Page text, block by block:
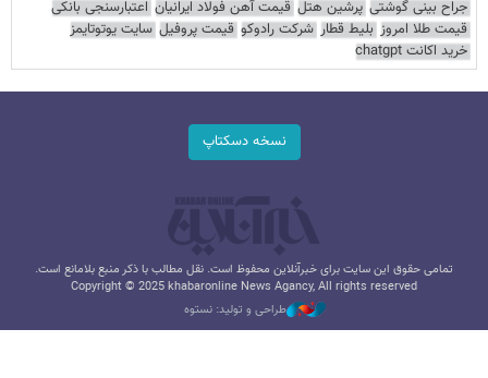
جراح بینی گوشتی پرشین هتل قیمت آهن فولاد ایرانیان اعتبارسنجی بانکی
قیمت طلا امروز بلیط قطار شرکت رادوکو قیمت پروفیل سایت یوتوتایمز
خرید اکانت chatgpt
نسخه دسکتاپ
تمامی حقوق این سایت برای خبرآنلاین محفوظ است. نقل مطالب با ذکر منبع بلامانع است.
Copyright © 2025 khabaronline News Agancy, All rights reserved
طراحی و تولید: نستوه